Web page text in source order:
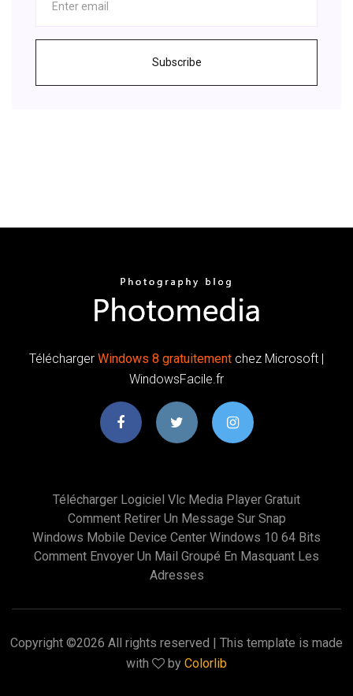
Subscribe
Télécharger Windows 8 gratuitement chez Microsoft |
WindowsFacile.fr
Télécharger Logiciel Vlc Media Player Gratuit
Comment Retirer Un Message Sur Snap
Windows Mobile Device Center Windows 10 64 Bits
Comment Envoyer Un Mail Groupé En Masquant Les
Adresses
Copyright ©2026 All rights reserved | This template is made
with
by Colorlib